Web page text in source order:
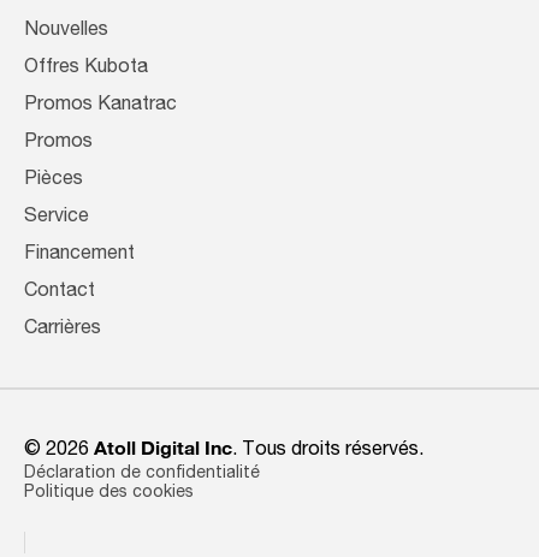
Nouvelles
Offres Kubota
Promos Kanatrac
Promos
Pièces
Service
Financement
Contact
Carrières
© 2026 Atoll Digital Inc. Tous droits réservés.
Déclaration de confidentialité
Politique des cookies